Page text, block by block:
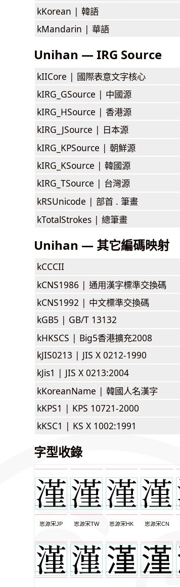
kKorean | 韓語
kMandarin | 華語
Unihan — IRG Source
kIICore | 國際表意文字核心
kIRG_GSource | 中國源
kIRG_HSource | 香港源
kIRG_JSource | 日本源
kIRG_KPSource | 朝鮮源
kIRG_KSource | 韓國源
kIRG_TSource | 台灣源
kRSUnicode | 部首 . 筆畫
kTotalStrokes | 總筆畫
Unihan — 其它編碼映射
kCCCII
kCNS1986 | 通用漢字標準交換碼
kCNS1992 | 中文標準交換碼
kGB5 | GB/T 13132
kHKSCS | Big5香港擴充2008
kJIS0213 | JIS X 0212-1990
kJis1 | JIS X 0213:2004
kKoreanName | 韓國人名漢字
kKPS1 | KPS 10721-2000
kKSC1 | KS X 1002:1991
字型收錄
思源宋JP 思源宋TW 思源宋HK 思源宋CN